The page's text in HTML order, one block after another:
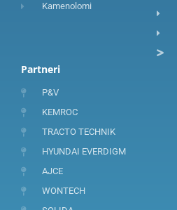
Kamenolomi
Partneri
P&V
KEMROC
TRACTO TECHNIK
HYUNDAI EVERDIGM
AJCE
WONTECH